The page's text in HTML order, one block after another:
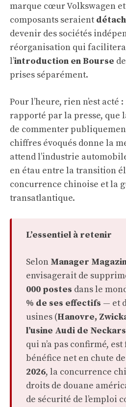
marque cœur Volkswagen
composants seraient
devenir des sociétés
réorganisation qui
l’introduction en Bourse
prises séparément.
Pour l’heure, rien n’est acté
rapporté par la presse, que
de commenter
chiffres évoqués donne la
attend l’industrie
en étau entre la transition
concurrence chinoise et la
transatlantique.
L’essentiel à retenir
Selon Manager
envisagerait de
000 postes dans le
% de ses effectifs — et
usines (Hanovre,
l’usine Audi de
qui n’a pas confirmé,
bénéfice net en chute de
2026, la concurrence
droits de douane
de sécurité de l’emploi